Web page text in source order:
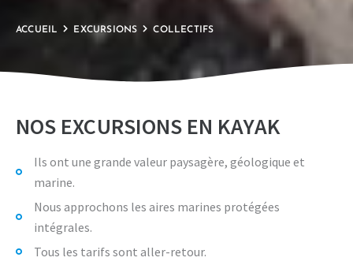
ACCUEIL EXCURSIONS COLLECTIFS
NOS EXCURSIONS EN KAYAK
Ils ont une grande valeur paysagère, géologique et
marine.
Nous approchons les aires marines protégées
intégrales.
Tous les tarifs sont aller-retour.